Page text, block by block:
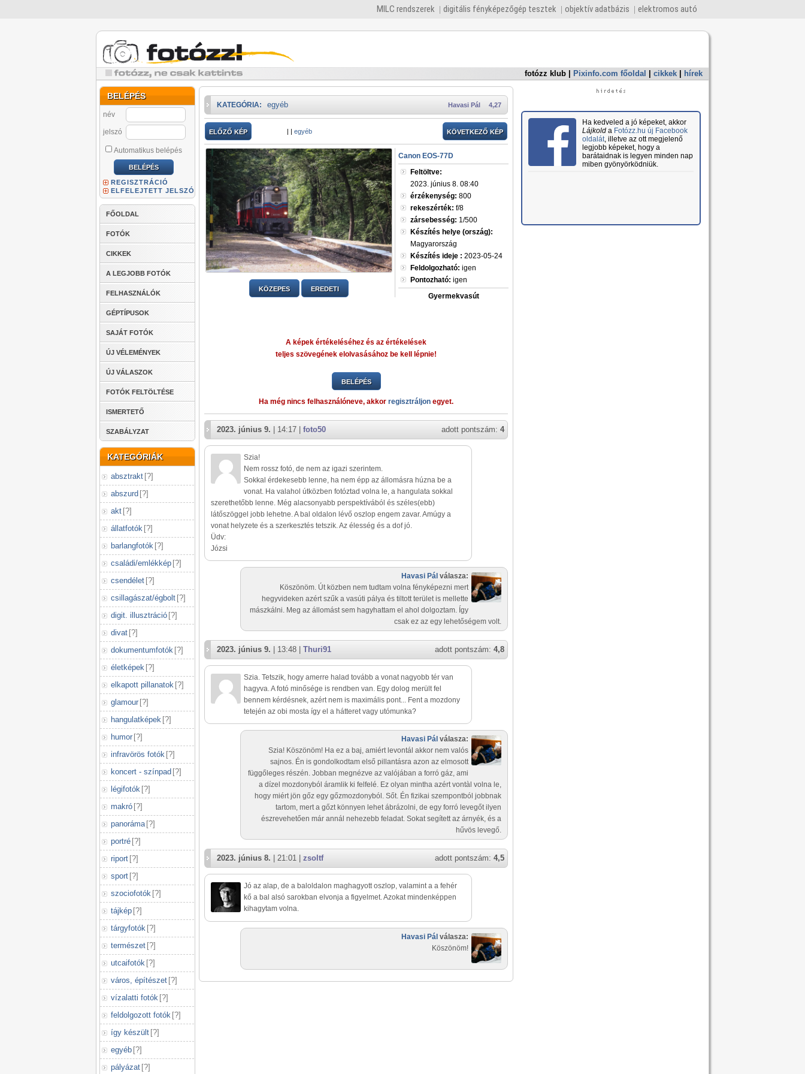
MILC rendszerek digitális fényképezőgép tesztek objektív adatbázis elektromos autó
fotózz klub Pixinfo.com főoldal cikkek hírek
BELÉPÉS
név
jelszó
Automatikus belépés
REGISZTRÁCIÓ
ELFELEJTETT JELSZÓ
FŐOLDAL
FOTÓK
CIKKEK
A LEGJOBB FOTÓK
FELHASZNÁLÓK
GÉPTÍPUSOK
SAJÁT FOTÓK
ÚJ VÉLEMÉNYEK
ÚJ VÁLASZOK
FOTÓK FELTÖLTÉSE
ISMERTETŐ
SZABÁLYZAT
KATEGÓRIÁK
absztrakt [?]
abszurd [?]
akt [?]
állatfotók [?]
barlangfotók [?]
családi/emlékkép [?]
csendélet [?]
csillagászat/égbolt [?]
digit. illusztráció [?]
divat [?]
dokumentumfotók [?]
életképek [?]
elkapott pillanatok [?]
glamour [?]
hangulatképek [?]
humor [?]
infravörös fotók [?]
koncert - színpad [?]
légifotók [?]
makró [?]
panoráma [?]
portré [?]
riport [?]
sport [?]
szociofotók [?]
tájkép [?]
tárgyfotók [?]
természet [?]
utcaifotók [?]
város, építészet [?]
vízalatti fotók [?]
feldolgozott fotók [?]
így készült [?]
egyéb [?]
pályázat [?]
4,27
Havasi Pál
KATEGÓRIA: egyéb
ELŐZŐ KÉP | | egyéb KÖVETKEZŐ KÉP
KÖZEPES EREDETI
Canon EOS-77D
Feltöltve:
2023. június 8. 08:40
érzékenység: 800
rekeszérték: f/8
zársebesség: 1/500
Készítés helye (ország):
Magyarország
Készítés ideje : 2023-05-24
Feldolgozható: igen
Pontozható: igen
Gyermekvasút
A képek értékeléséhez és az értékelések
teljes szövegének elolvasásához be kell lépnie!
BELÉPÉS
Ha még nincs felhasználóneve, akkor regisztráljon egyet.
adott pontszám: 4
2023. június 9. | 14:17 | foto50
Szia!
Nem rossz fotó, de nem az igazi szerintem.
Sokkal érdekesebb lenne, ha nem épp az állomásra húzna be a
vonat. Ha valahol útközben fotóztad volna le, a hangulata sokkal
szerethetőbb lenne. Még alacsonyabb perspektívából és széles(ebb)
látőszöggel jobb lehetne. A bal oldalon lévő oszlop engem zavar. Amúgy a
vonat helyzete és a szerkesztés tetszik. Az élesség és a dof jó.
Üdv:
Józsi
Havasi Pál válasza:
Köszönöm. Út közben nem tudtam volna fényképezni mert
hegyvideken azért szűk a vasúti pálya és tiltott terület is mellette
mászkálni. Meg az állomást sem hagyhattam el ahol dolgoztam. Így
csak ez az egy lehetőségem volt.
adott pontszám: 4,8
2023. június 9. | 13:48 | Thuri91
Szia. Tetszik, hogy amerre halad tovább a vonat nagyobb tér van
hagyva. A fotó minősége is rendben van. Egy dolog merült fel
bennem kérdésnek, azért nem is maximális pont... Fent a mozdony
tetején az obi mosta így el a hátteret vagy utómunka?
Havasi Pál válasza:
Szia! Köszönöm! Ha ez a baj, amiért levontál akkor nem valós
sajnos. Én is gondolkodtam első pillantásra azon az elmosott
függőleges részén. Jobban megnézve az valójában a forró gáz, ami
a dízel mozdonyból áramlik ki felfelé. Ez olyan mintha azért vontàl volna le,
hogy miért jön gőz egy gőzmozdonyból. Sőt. Én fizikai szempontból jobbnak
tartom, mert a gőzt könnyen lehet ábrázolni, de egy forró levegőt ilyen
észrevehetően már annál nehezebb feladat. Sokat segített az árnyék, és a
hűvös levegő.
adott pontszám: 4,5
2023. június 8. | 21:01 | zsoltf
Jó az alap, de a baloldalon maghagyott oszlop, valamint a a fehér
kő a bal alsó sarokban elvonja a figyelmet. Azokat mindenképpen
kihagytam volna.
Havasi Pál válasza:
Köszönöm!
Ha kedveled a jó képeket, akkor
Lájkolda Fotózz.hu új Facebook
oldalát, illetve az ott megjelenő
legjobb képeket, hogy a
barátaidnak is legyen minden nap
miben gyönyörködniük.